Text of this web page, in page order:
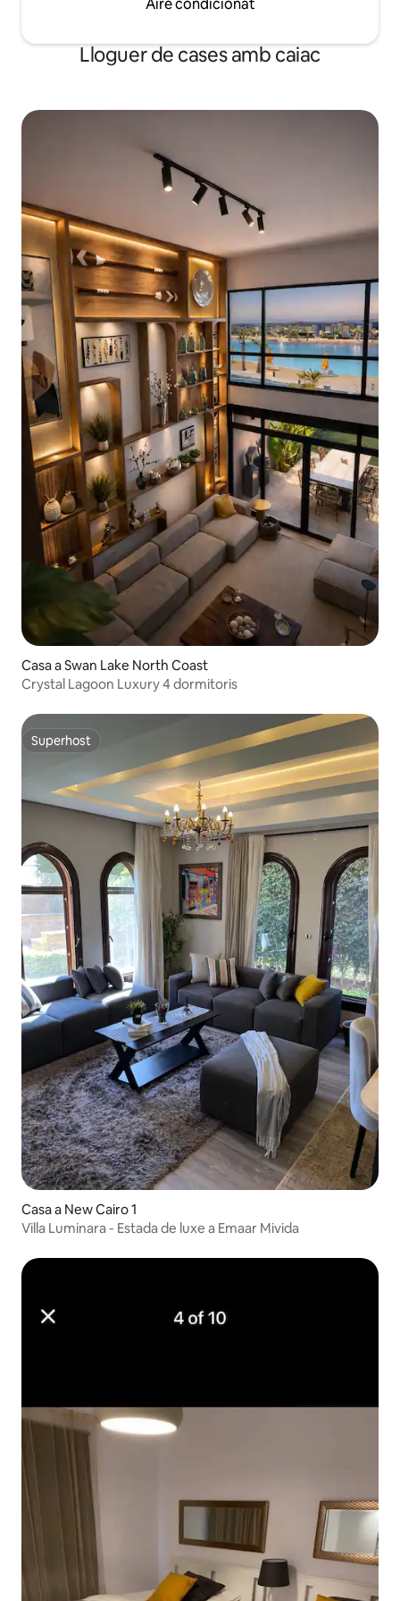
Aire condicionat
Lloguer de cases amb caiac
Casa a Swan Lake North Coast
Crystal Lagoon Luxury 4 dormitoris
Superhost
Superhost
Casa a New Cairo 1
Villa Luminara - Estada de luxe a Emaar Mivida